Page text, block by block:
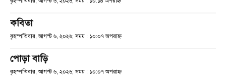
কবিতা
বৃহস্পতিবার, আগস্ট ৬, ২০২৬; সময় : ১০:০৭ অপরাহ্ণ
পোড়া বাড়ি
বৃহস্পতিবার, আগস্ট ৬, ২০২৬; সময় : ১০:০৭ অপরাহ্ণ